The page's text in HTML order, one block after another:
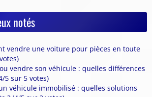
notés
vendre une voiture pour pièces en toute
vendre son véhicule : quelles différences
5 sur 5 votes)
véhicule immobilisé : quelles solutions